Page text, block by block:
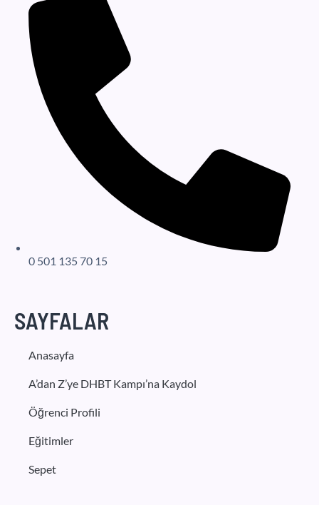
0 501 135 70 15
SAYFALAR
Anasayfa
A’dan Z’ye DHBT Kampı’na Kaydol
Öğrenci Profili
Eğitimler
Sepet